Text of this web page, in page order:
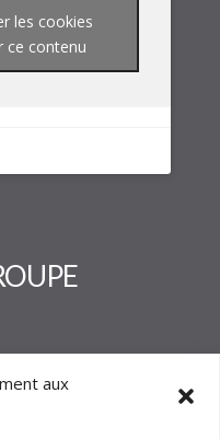
aux
les cookies
ce contenu